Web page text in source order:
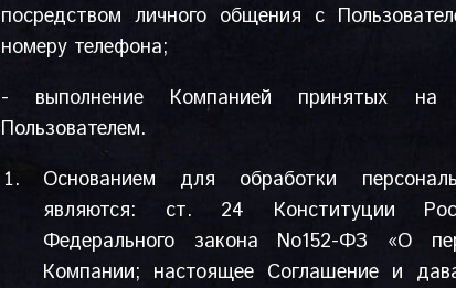
посредством личного общения с
номеру телефона;
- выполнение Компанией принятых на
Пользователем.
Основанием для обработки
являются: ст. 24 Конституции
Федерального закона No152-ФЗ «О
Компании; настоящее Соглашение и